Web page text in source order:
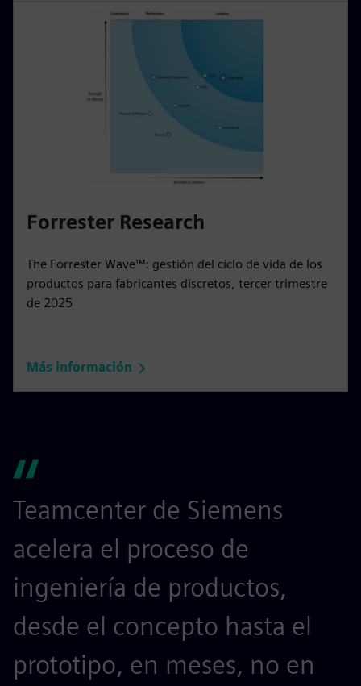
Forrester Research
The Forrester Wave™: gestión del ciclo de vida de los
productos para fabricantes discretos, tercer trimestre
de 2025
Más información
Teamcenter de Siemens
acelera el proceso de
ingeniería de productos,
desde el concepto hasta el
prototipo, en meses, no en